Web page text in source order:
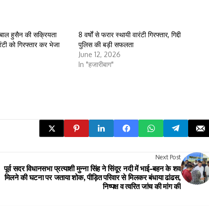
हुसैन की सक्रियता
को गिरफ्तार कर भेजा
8 वर्षों से फरार स्थायी वारंटी गिरफ्तार, गिद्दी
पुलिस की बड़ी सफलता
June 12, 2026
In "हजारीबाग"
Next Post
पूर्व सदर विधानसभा प्रत्याशी मुन्ना सिंह ने सिंदूर नदी में भाई-बहन के शव
मिलने की घटना पर जताया शोक, पीड़ित परिवार से मिलकर बंधाया ढांढस,
निष्पक्ष व त्वरित जांच की मांग की